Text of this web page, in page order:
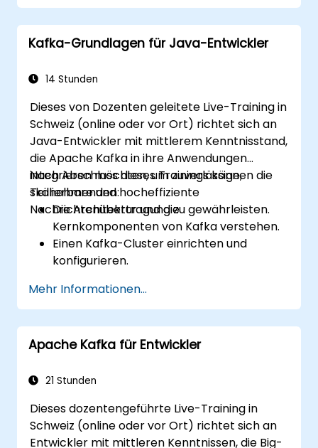
Kafka-Grundlagen für Java-Entwickler
14 Stunden
Dieses von Dozenten geleitete Live-Training in
Schweiz (online oder vor Ort) richtet sich an
Java-Entwickler mit mittlerem Kenntnisstand,
die Apache Kafka in ihre Anwendungen
integrieren möchten, um zuverlässige,
skalierbare und hocheffiziente
Nachrichtenübertragung zu gewährleisten.
Nach Abschluss dieses Trainings können die
Teilnehmenden:
Die Architektur und die
Kernkomponenten von Kafka verstehen.
Einen Kafka-Cluster einrichten und
konfigurieren.
konsumieren.
Kafka Streams für die Echtzeit-
Datenverarbeitung implementieren.
Zuverlässigkeit und Skalierbarkeit in
Mehr Informationen...
Apache Kafka für Entwickler
21 Stunden
Dieses dozentengeführte Live-Training in
Schweiz (online oder vor Ort) richtet sich an
Entwickler mit mittleren Kenntnissen, die Big-